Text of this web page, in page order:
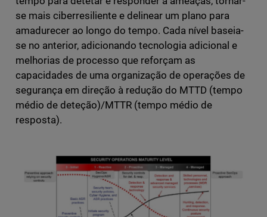
se mais ciberresiliente e delinear um plano para
amadurecer ao longo do tempo. Cada nível baseia-
se no anterior, adicionando tecnologia adicional e
melhorias de processo que reforçam as
capacidades de uma organização de operações de
segurança em direção à redução do MTTD (tempo
médio de deteção)/MTTR (tempo médio de
resposta).